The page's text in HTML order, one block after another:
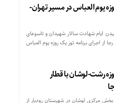
یوم العباس در مسیر تهران-
ایام شهادت سالار شهیدان و تاسوعای
از اجرای برنامه تور یک روزه یوم العباس
رشت-لوشان با قطار
مرکزی لوشان در شهرستان رودبار از